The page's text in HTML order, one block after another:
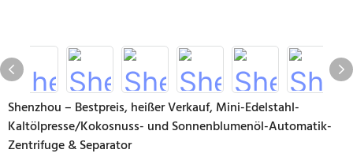
Shenzhou – Bestpreis, heißer Verkauf, Mini-Edelstahl-
Kaltölpresse/Kokosnuss- und Sonnenblumenöl-Automatik-
Zentrifuge & Separator